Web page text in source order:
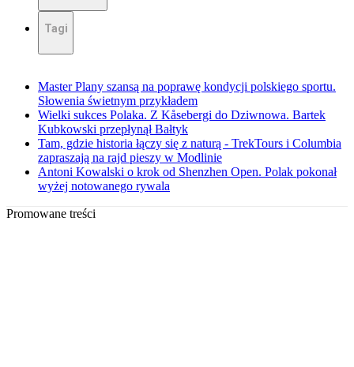
Tagi
Master Plany szansą na poprawę kondycji polskiego sportu.
Słowenia świetnym przykładem
Wielki sukces Polaka. Z Kåsebergi do Dziwnowa. Bartek
Kubkowski przepłynął Bałtyk
Tam, gdzie historia łączy się z naturą - TrekTours i Columbia
zapraszają na rajd pieszy w Modlinie
Antoni Kowalski o krok od Shenzhen Open. Polak pokonał
wyżej notowanego rywala
Promowane treści